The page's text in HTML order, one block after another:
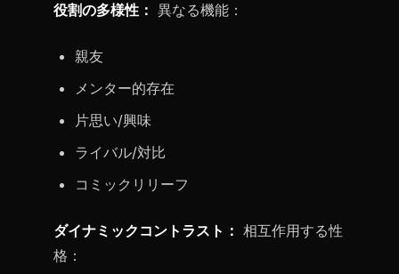
役割の多様性： 異なる機能：
親友
メンター的存在
片思い/興味
ライバル/対比
コミックリリーフ
ダイナミックコントラスト： 相互作用する性
格：